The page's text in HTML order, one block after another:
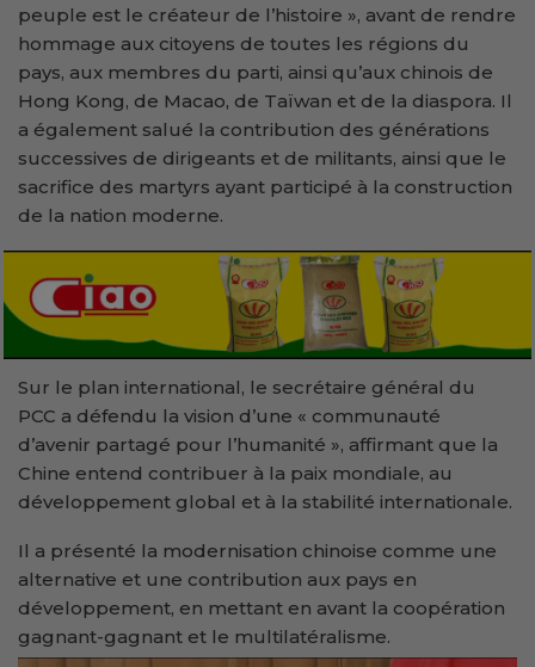
peuple est le créateur de l’histoire », avant de rendre
hommage aux citoyens de toutes les régions du
pays, aux membres du parti, ainsi qu’aux chinois de
Hong Kong, de Macao, de Taïwan et de la diaspora. Il
a également salué la contribution des générations
successives de dirigeants et de militants, ainsi que le
sacrifice des martyrs ayant participé à la construction
de la nation moderne.
Sur le plan international, le secrétaire général du
PCC a défendu la vision d’une « communauté
d’avenir partagé pour l’humanité », affirmant que la
Chine entend contribuer à la paix mondiale, au
développement global et à la stabilité internationale.
Il a présenté la modernisation chinoise comme une
alternative et une contribution aux pays en
développement, en mettant en avant la coopération
gagnant-gagnant et le multilatéralisme.